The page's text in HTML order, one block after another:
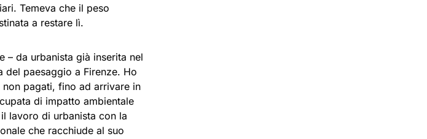
Temeva che il peso
a restare lì.
da urbanista già inserita nel
del paesaggio a Firenze. Ho
pagati, fino ad arrivare in
di impatto ambientale
lavoro di urbanista con la
che racchiude al suo